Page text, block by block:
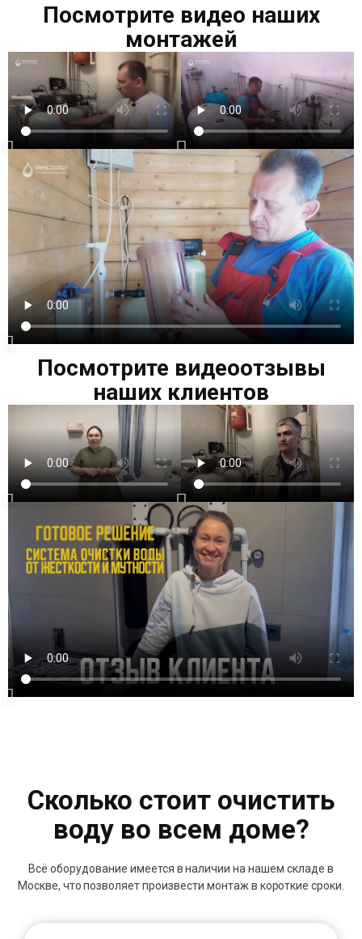
Посмотрите видео наших
монтажей
Посмотрите видеоотзывы
наших клиентов
Сколько стоит очистить
воду во всем доме?
Всё оборудование имеется в наличии на нашем складе в
Москве, что позволяет произвести монтаж в короткие сроки.